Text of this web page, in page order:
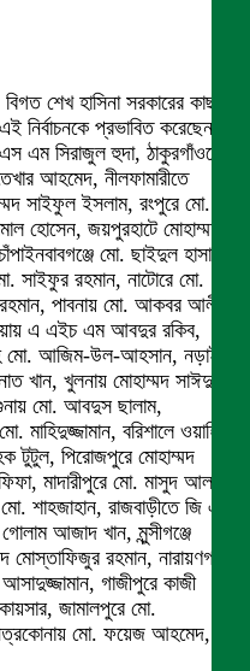
শেখ হাসিনা সরকারের কাছ
নির্বাচনকে প্রভাবিত করেছেন।
সিরাজুল হুদা, ঠাকুরগাঁওয়ের
আহমেদ, নীলফামারীতে
সাইফুল ইসলাম, রংপুরে মো.
হোসেন, জয়পুরহাটে মোহাম্মদ
মো. ছাইদুল হাসান,
সাইফুর রহমান, নাটোরে মো.
পাবনায় মো. আকবর আলী
এ এইচ এম আবদুর রকিব,
মো. আজিম-উল-আহসান, নড়াইলে
খান, খুলনায় মোহাম্মদ সাঈদুর
মো. আবদুস ছালাম,
বরিশালে ওয়াহিদুল
টুটুল, পিরোজপুরে মোহাম্মদ
মাদারীপুরে মো. মাসুদ আলম,
শাহজাহান, রাজবাড়ীতে জি এম
আজাদ খান, মুন্সীগঞ্জে
রহমান, নারায়ণগঞ্জে
গাজীপুরে কাজী
জামালপুরে মো.
মো. ফয়েজ আহমেদ,